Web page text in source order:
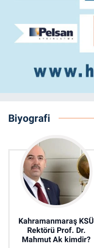
Biyografi
Kahramanmaraş KSÜ
Rektörü Prof. Dr.
Mahmut Ak kimdir?